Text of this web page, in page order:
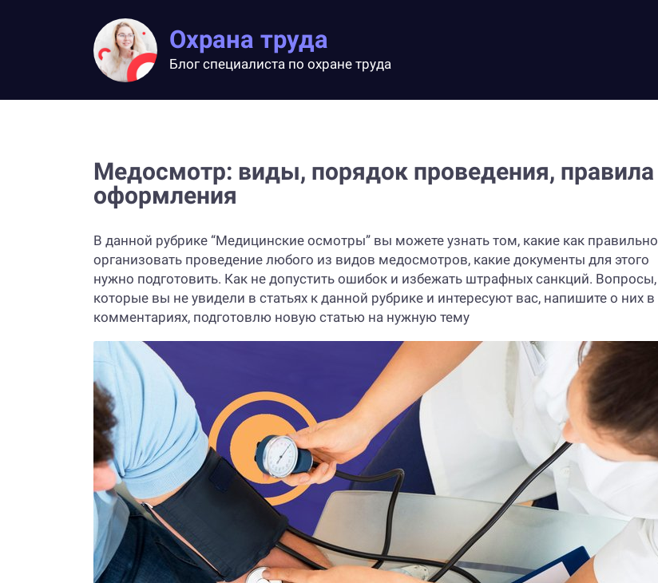
Охрана труда
Блог специалиста по охране труда
Медосмотр: виды, порядок проведения, правила
оформления
В данной рубрике “Медицинские осмотры” вы можете узнать том, какие как правильно
организовать проведение любого из видов медосмотров, какие документы для этого
нужно подготовить. Как не допустить ошибок и избежать штрафных санкций. Вопросы,
которые вы не увидели в статьях к данной рубрике и интересуют вас, напишите о них в
комментариях, подготовлю новую статью на нужную тему